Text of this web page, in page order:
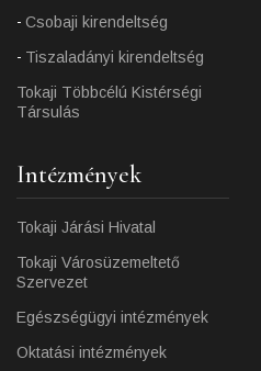
Csobaji kirendeltség
Tiszaladányi kirendeltség
Tokaji Többcélú Kistérségi
Társulás
Intézmények
Tokaji Járási Hivatal
Tokaji Városüzemeltető
Szervezet
Egészségügyi intézmények
Oktatási intézmények